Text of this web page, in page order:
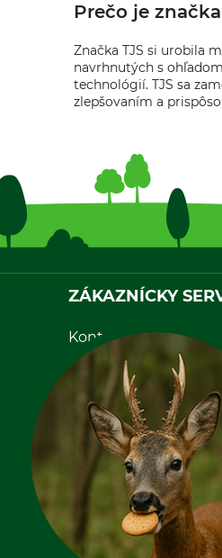
Prečo je
Značka TJS si urobila
navrhnutých s
technológií. TJS sa
zlepšovaním a
ZÁKAZNÍCKY
Kontakt
Katalógy
Newsletter
Nastavenia súborov
Priama objednávka